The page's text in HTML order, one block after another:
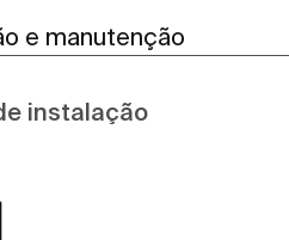
e manutenção
instalação